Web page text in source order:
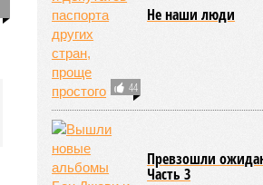
44
Не наши люди
Превзошли
Часть 3